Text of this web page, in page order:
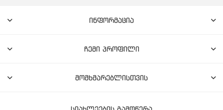
ინფორმაცია
ჩემი პროფილი
მომხმარებლისთვის